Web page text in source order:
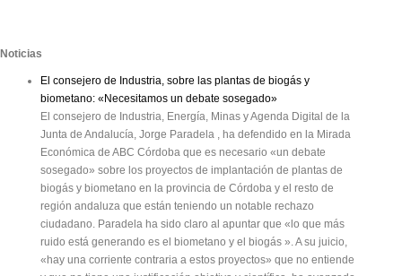
Noticias
El consejero de Industria, sobre las plantas de biogás y
biometano: «Necesitamos un debate sosegado»
El consejero de Industria, Energía, Minas y Agenda Digital de la
Junta de Andalucía, Jorge Paradela , ha defendido en la Mirada
Económica de ABC Córdoba que es necesario «un debate
sosegado» sobre los proyectos de implantación de plantas de
biogás y biometano en la provincia de Córdoba y el resto de
región andaluza que están teniendo un notable rechazo
ciudadano. Paradela ha sido claro al apuntar que «lo que más
ruido está generando es el biometano y el biogás ». A su juicio,
«hay una corriente contraria a estos proyectos» que no entiende